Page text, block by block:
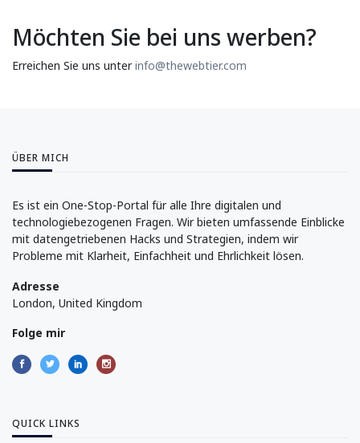
Möchten Sie bei uns werben?
Erreichen Sie uns unterinfo@thewebtier.com
ÜBER MICH
Es ist ein One-Stop-Portal für alle Ihre digitalen und
technologiebezogenen Fragen. Wir bieten umfassende Einblicke
mit datengetriebenen Hacks und Strategien, indem wir
Probleme mit Klarheit, Einfachheit und Ehrlichkeit lösen.
Adresse
London, United Kingdom
Folge mir
QUICK LINKS